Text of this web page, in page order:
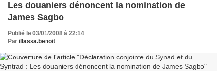
Les douaniers dénoncent la nomination de
James Sagbo
Publié le 03/01/2008 à 22:14
Par illassa.benoit